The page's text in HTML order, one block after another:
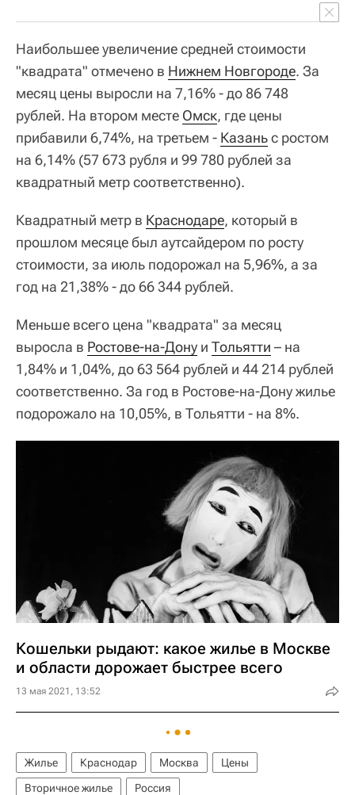
Наибольшее увеличение средней стоимости
"квадрата" отмечено в Нижнем Новгороде. За
месяц цены выросли на 7,16% - до 86 748
рублей. На втором месте Омск, где цены
прибавили 6,74%, на третьем - Казаньс ростом
на 6,14% (57 673 рубля и 99 780 рублей за
квадратный метр соответственно).
Квадратный метр в Краснодаре, который в
прошлом месяце был аутсайдером по росту
стоимости, за июль подорожал на 5,96%, а за
год на 21,38% - до 66 344 рублей.
Меньше всего цена "квадрата" за месяц
выросла в Ростове-на-Дону и Тольятти – на
1,84% и 1,04%, до 63 564 рублей и 44 214 рублей
соответственно. За год в Ростове-на-Дону жилье
подорожало на 10,05%, в Тольятти - на 8%.
Кошельки рыдают: какое жилье в Москве
и области дорожает быстрее всего
13 мая 2021, 13:52
Жилье Краснодар Москва
Цены
Вторичное жилье
Россия